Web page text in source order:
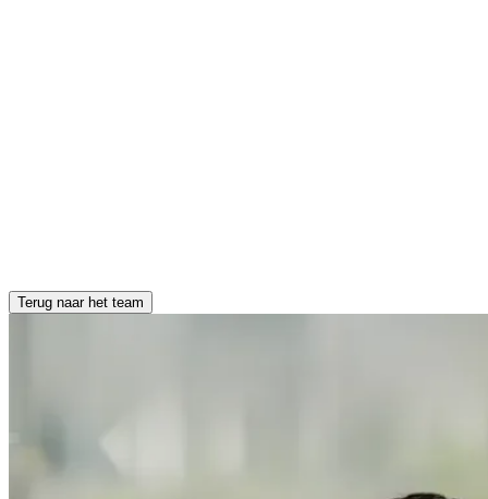
Terug naar het team